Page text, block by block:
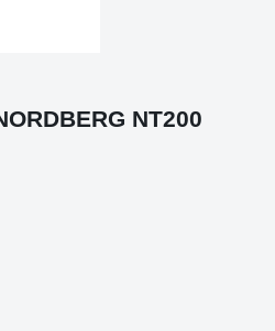
NT200